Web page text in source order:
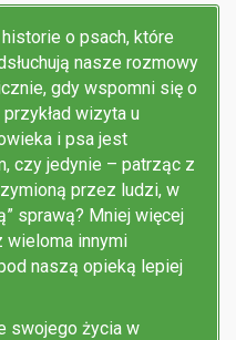
o psach, które
nasze rozmowy
gdy wspomni się o
wizyta u
i psa jest
czy jedynie – patrząc z
przez ludzi, w
sprawą? Mniej więcej
wieloma innymi
naszą opieką lepiej
swojego życia w